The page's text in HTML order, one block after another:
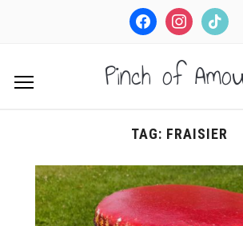
facebookinstagramtiktok
Pinch of
TAG: FRAISIER